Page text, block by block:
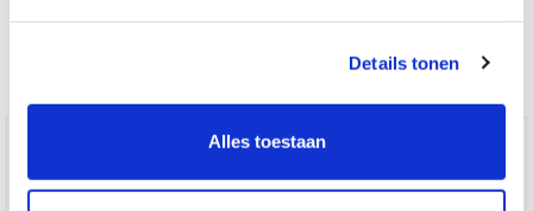
Details tonen
Alles toestaan